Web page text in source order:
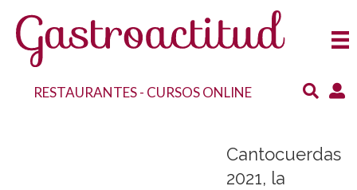
RESTAURANTES- CURSOS ONLINE
Cantocuerdas
2021, la